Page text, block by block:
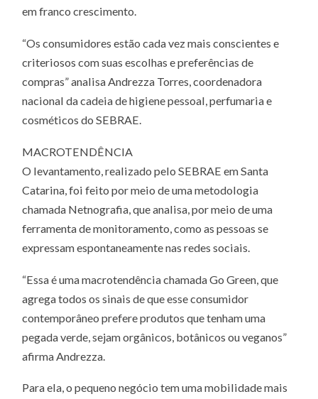
em franco crescimento.
“Os consumidores estão cada vez mais conscientes e
criteriosos com suas escolhas e preferências de
compras” analisa Andrezza Torres, coordenadora
nacional da cadeia de higiene pessoal, perfumaria e
cosméticos do SEBRAE.
MACROTENDÊNCIA
O levantamento, realizado pelo SEBRAE em Santa
Catarina, foi feito por meio de uma metodologia
chamada Netnografia, que analisa, por meio de uma
ferramenta de monitoramento, como as pessoas se
expressam espontaneamente nas redes sociais.
“Essa é uma macrotendência chamada Go Green, que
agrega todos os sinais de que esse consumidor
contemporâneo prefere produtos que tenham uma
pegada verde, sejam orgânicos, botânicos ou veganos”
afirma Andrezza.
Para ela, o pequeno negócio tem uma mobilidade mais